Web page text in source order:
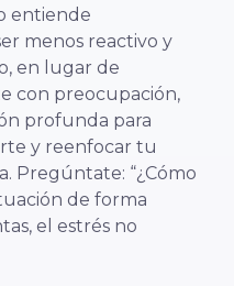
entiende
menos reactivo y
en lugar de
con preocupación,
profunda para
y reenfocar tu
Pregúntate: “¿Cómo
de forma
el estrés no